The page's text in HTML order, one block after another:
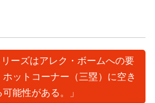
ーズはアレク・ボームへの要
ットコーナー（三塁）に空き
能性がある。」